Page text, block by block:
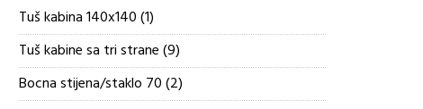
proizvoda
Tuš kabina 140x140 11
proizvod
Tuš kabine sa tri strane 99
proizvoda
Bocna stijena/staklo 70 22